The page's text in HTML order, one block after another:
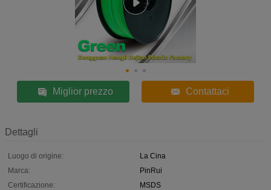
Miglior prezzo Contattaci
Dettagli
Luogo di origine:
La Cina
Marca:
PinRui
Certificazione:
MSDS